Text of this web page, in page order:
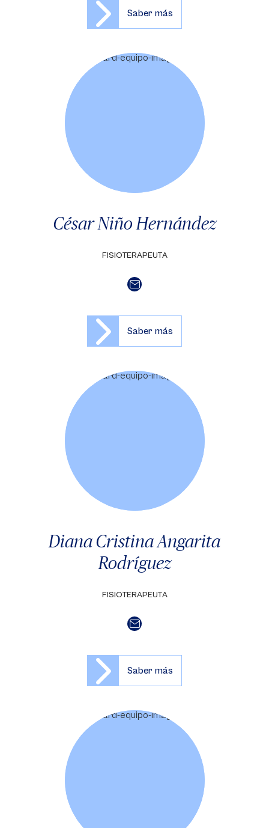
Saber más
César Niño Hernández
FISIOTERAPEUTA
Saber más
Diana Cristina Angarita
Rodríguez
FISIOTERAPEUTA
Saber más